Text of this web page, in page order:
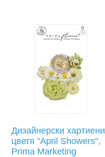
Дизайнерски хартиени
цветя "April Showers",
Prima Marketing